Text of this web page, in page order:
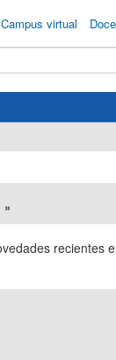
Campus virtual
recientes